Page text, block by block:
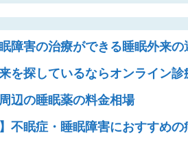
障害の治療ができる睡眠外来の
を探しているならオンライン診
辺の睡眠薬の料金相場
不眠症・睡眠障害におすすめ